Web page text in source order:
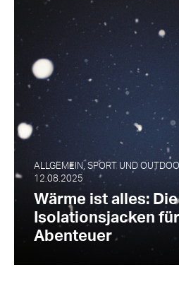
ALLGEMEIN, SPORT UND
12.08.2025
Wärme ist alles:
Isolationsjacken
Abenteuer